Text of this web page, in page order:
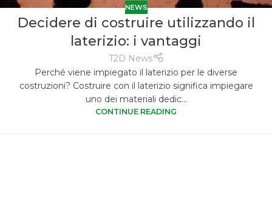
NEWS
Decidere di costruire utilizzando il
laterizio: i vantaggi
T2D News
Perché viene impiegato il laterizio per le diverse
costruzioni? Costruire con il laterizio significa impiegare
uno dei materiali dedic...
CONTINUE READING